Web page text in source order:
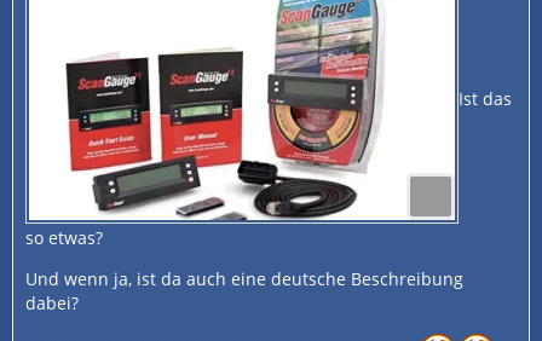
Ist das
so etwas?
Und wenn ja, ist da auch eine deutsche Beschreibung
dabei?